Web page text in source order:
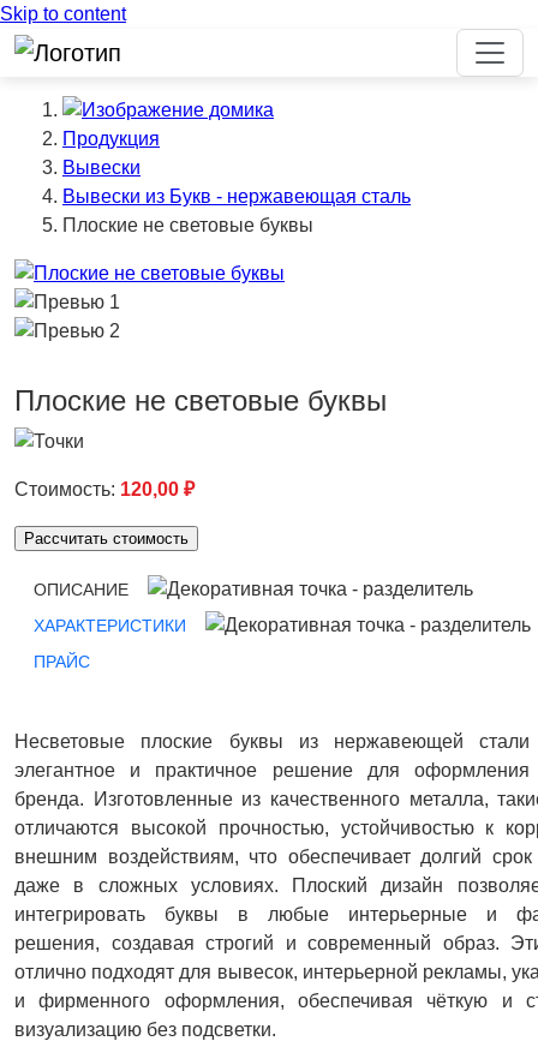
Skip to content
Продукция
Вывески
Вывески из Букв - нержавеющая сталь
Плоские не световые буквы
Previous
Плоские не световые буквы
Стоимость: 120,00 ₽
Рассчитать стоимость
ОПИСАНИЕ
ХАРАКТЕРИСТИКИ
ПРАЙС
Несветовые плоские буквы из нержавеющей
элегантное и практичное решение для оформления
бренда. Изготовленные из качественного металла,
отличаются высокой прочностью, устойчивостью к
внешним воздействиям, что обеспечивает долгий
даже в сложных условиях. Плоский дизайн
интегрировать буквы в любые интерьерные и
решения, создавая строгий и современный образ.
отлично подходят для вывесок, интерьерной рекламы,
и фирменного оформления, обеспечивая чёткую и
визуализацию без подсветки.